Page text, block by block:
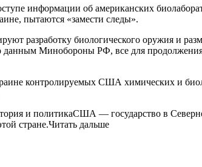
информации об американских
пытаются «замести следы».
разработку биологического оружия и
Минобороны РФ, все для
контролируемых США химических и
и политикаСША — государство в
стране.Читать дальше